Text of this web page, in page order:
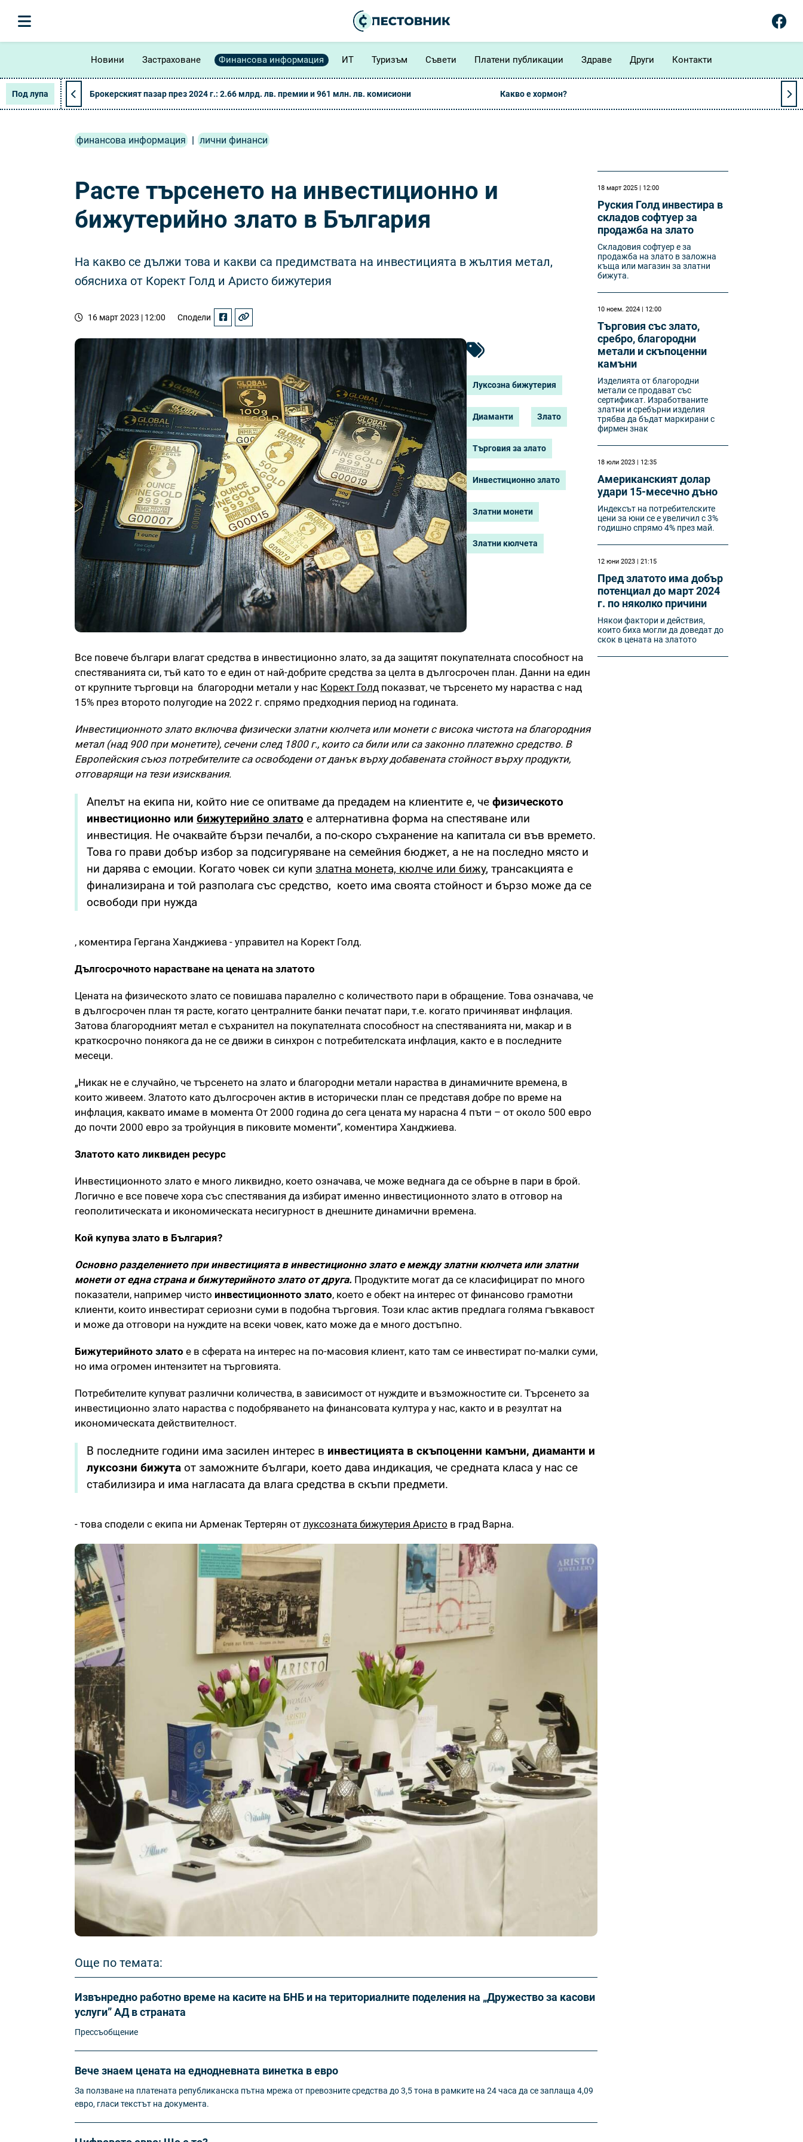
Новини Застраховане Финансова информация ИТ Туризъм Съвети Платени публикации Здраве Други Контакти
Под лупа Брокерският пазар през 2024 г.: 2.66 млрд. лв. премии и 961 млн. лв. комисиони Какво е хормон?
финансова информация | лични финанси
Расте търсенето на инвестиционно и
бижутерийно злато в България
На какво се дължи това и какви са предимствата на инвестицията в жълтия метал,
обясниха от Корект Голд и Аристо бижутерия
16 март 2023 | 12:00 Сподели
Луксозна бижутерия
Диаманти Злато
Търговия за злато
Инвестиционно злато
Златни монети
Златни кюлчета
Все повече българи влагат средства в инвестиционно злато, за да защитят покупателната способност на
спестяванията си, тъй като то е един от най-добрите средства за целта в дългосрочен план. Данни на един
от крупните търговци на благородни метали у нас Корект Голд показват, че търсенето му нараства с над
15% през второто полугодие на 2022 г. спрямо предходния период на годината.
Инвестиционното злато включва физически златни кюлчета или монети с висока чистота на благородния
метал (над 900 при монетите), сечени след 1800 г., които са били или са законно платежно средство. В
Европейския съюз потребителите са освободени от данък върху добавената стойност върху продукти,
отговарящи на тези изисквания.
Апелът на екипа ни, който ние се опитваме да предадем на клиентите е, че физическото
инвестиционно или бижутерийно злато е алтернативна форма на спестяване или
инвестиция. Не очаквайте бързи печалби, а по-скоро съхранение на капитала си във времето.
Това го прави добър избор за подсигуряване на семейния бюджет, а не на последно място и
ни дарява с емоции. Когато човек си купи златна монета, кюлче или бижу, трансакцията е
финализирана и той разполага със средство, което има своята стойност и бързо може да се
освободи при нужда
, коментира Гергана Ханджиева - управител на Корект Голд.
Дългосрочното нарастване на цената на златото
Цената на физическото злато се повишава паралелно с количеството пари в обращение. Това означава, че
в дългосрочен план тя расте, когато централните банки печатат пари, т.е. когато причиняват инфлация.
Затова благородният метал е съхранител на покупателната способност на спестяванията ни, макар и в
краткосрочно понякога да не се движи в синхрон с потребителската инфлация, както е в последните
месеци.
„Никак не е случайно, че търсенето на злато и благородни метали нараства в динамичните времена, в
които живеем. Златото като дългосрочен актив в исторически план се представя добре по време на
инфлация, каквато имаме в момента От 2000 година до сега цената му нарасна 4 пъти – от около 500 евро
до почти 2000 евро за тройунция в пиковите моменти“, коментира Ханджиева.
Златото като ликвиден ресурс
Инвестиционното злато е много ликвидно, което означава, че може веднага да се обърне в пари в брой.
Логично е все повече хора със спестявания да избират именно инвестиционното злато в отговор на
геополитическата и икономическата несигурност в днешните динамични времена.
Кой купува злато в България?
Основно разделението при инвестицията в инвестиционно злато е между златни кюлчета или златни
монети от една страна и бижутерийното злато от друга. Продуктите могат да се класифицират по много
показатели, например чисто инвестиционното злато, което е обект на интерес от финансово грамотни
клиенти, които инвестират сериозни суми в подобна търговия. Този клас актив предлага голяма гъвкавост
и може да отговори на нуждите на всеки човек, като може да е много достъпно.
Бижутерийното злато е в сферата на интерес на по-масовия клиент, като там се инвестират по-малки суми,
но има огромен интензитет на търговията.
Потребителите купуват различни количества, в зависимост от нуждите и възможностите си. Търсенето за
инвестиционно злато нараства с подобряването на финансовата култура у нас, както и в резултат на
икономическата действителност.
В последните години има засилен интерес в инвестицията в скъпоценни камъни, диаманти и
луксозни бижута от заможните българи, което дава индикация, че средната класа у нас се
стабилизира и има нагласата да влага средства в скъпи предмети.
- това сподели с екипа ни Арменак Тертерян от луксозната бижутерия Аристо в град Варна.
Още по темата:
Извънредно работно време на касите на БНБ и на териториалните поделения на „Дружество за касови
услуги” АД в страната
Прессъобщение
Вече знаем цената на еднодневната винетка в евро
За ползване на платената републиканска пътна мрежа от превозните средства до 3,5 тона в рамките на 24 часа да се заплаща 4,09
евро, гласи текстът на документа.
18 март 2025 | 12:00
Руския Голд инвестира в
складов софтуер за
продажба на злато
Складовия софтуер е за
продажба на злато в заложна
къща или магазин за златни
бижута.
10 ноем. 2024 | 12:00
Търговия със злато,
сребро, благородни
метали и скъпоценни
камъни
Изделията от благородни
метали се продават със
сертификат. Изработваните
златни и сребърни изделия
трябва да бъдат маркирани с
фирмен знак
18 юли 2023 | 12:35
Американският долар
удари 15-месечно дъно
Индексът на потребителските
цени за юни се е увеличил с 3%
годишно спрямо 4% през май.
12 юни 2023 | 21:15
Пред златото има добър
потенциал до март 2024
г. по няколко причини
Някои фактори и действия,
които биха могли да доведат до
скок в цената на златото